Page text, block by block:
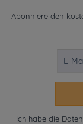
Abonniere den
Ich habe die